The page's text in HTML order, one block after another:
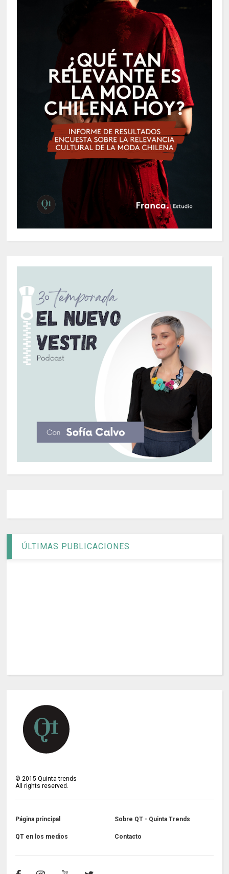
ÚLTIMAS PUBLICACIONES
©2015 Quinta trends
All rights reserved.
Página principal Sobre QT - Quinta Trends
QT en los medios Contacto